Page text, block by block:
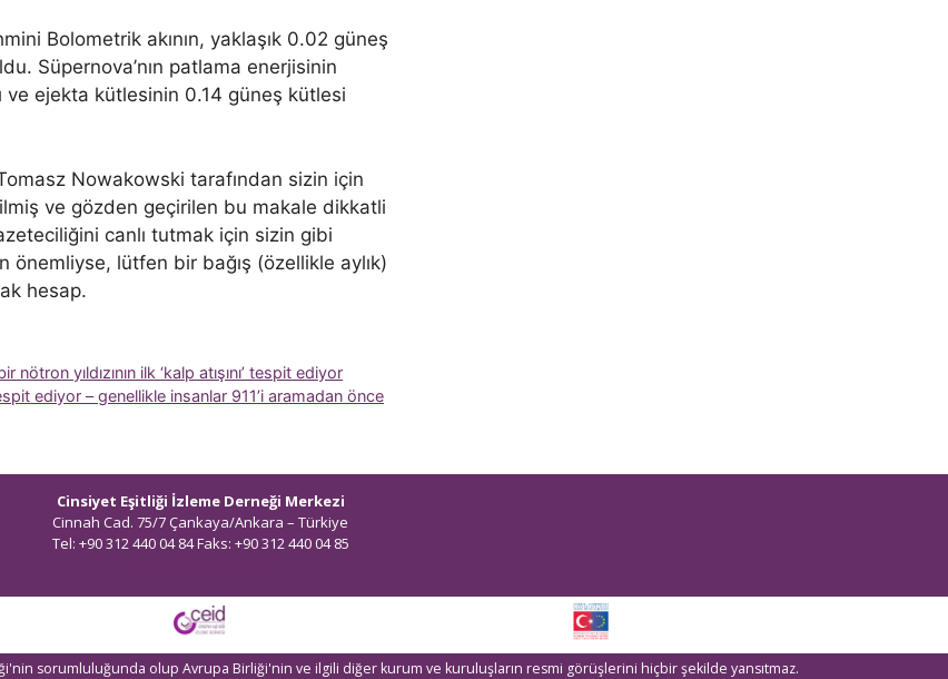
Bolometrik akının, yaklaşık 0.02 güneş
Süpernova’nın patlama enerjisinin
ve ejekta kütlesinin 0.14 güneş kütlesi
Nowakowski tarafından sizin için
ve gözden geçirilen bu makale dikkatli
canlı tutmak için sizin gibi
lütfen bir bağış (özellikle aylık)
hesap.
yıldızının ilk ‘kalp atışını’ tespit ediyor
ediyor – genellikle insanlar 911’i aramadan önce
Cinsiyet Eşitliği İzleme Derneği Merkezi
Cinnah Cad. 75/7 Çankaya/Ankara – Türkiye
Tel: +90 312 440 04 84 Faks: +90 312 440 04 85
sorumluluğunda olup Avrupa Birliği'nin ve ilgili diğer kurum ve kuruluşların resmi görüşlerini hiçbir şekilde yansıtmaz.